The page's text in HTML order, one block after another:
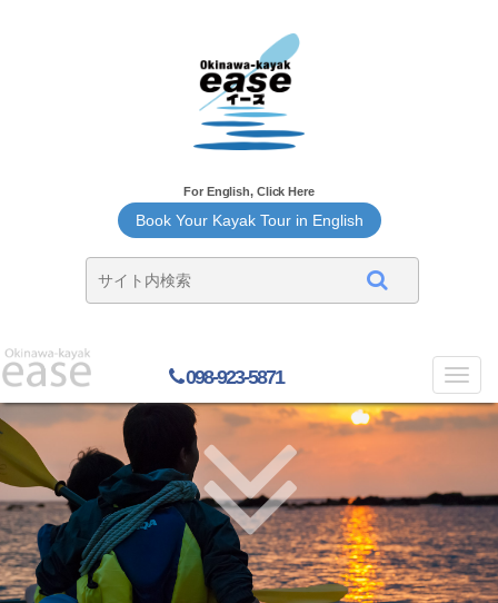
For English, Click Here
Book Your Kayak Tour in English
098-923-5871